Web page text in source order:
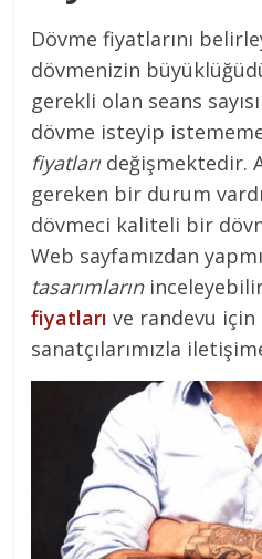
Dövme fiyatlarını
dövmenizin
gerekli olan seans
dövme isteyip
fiyatlarıdeğişmektedir.
gereken bir durum
dövmeci kaliteli bir
Web sayfamızdan
tasarımların
fiyatları ve randevu için
sanatçılarımızla